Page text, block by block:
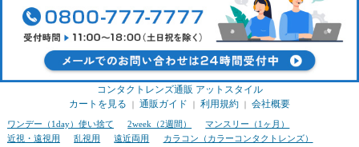
コンタクトレンズ通販 アットスタイル
カートを見る ｜ 通販ガイド ｜ 利用規約 ｜ 会社概要
ワンデー（1day）使い捨て 2week（2週間）
マンスリー（1ヶ月）
近視・遠視用
乱視用 遠近両用
カラコン（カラーコンタクトレンズ）